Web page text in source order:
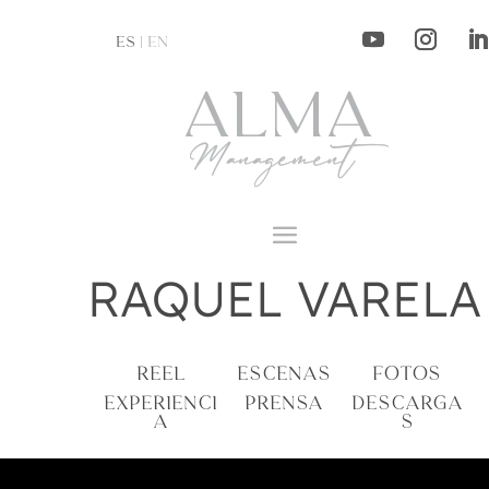
ES | EN
RAQUEL VARELA
REEL ESCENAS
FOTOS
EXPERIENCI
A
PRENSA
DESCARGA
S